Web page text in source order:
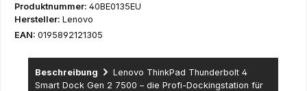
Produktnummer: 40BE0135EU
Hersteller: Lenovo
EAN: 0195892121305
Beschreibung
Lenovo ThinkPad Thunderbolt 4
Smart Dock Gen 2 7500 – die Profi-Dockingstation für